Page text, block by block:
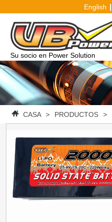
English
Su socio en Power Solution
CASA > PRODUCTOS >